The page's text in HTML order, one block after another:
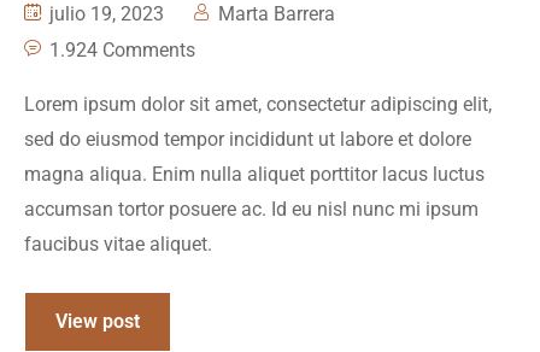
julio 19, 2023
Marta Barrera
1.924 Comments
Lorem ipsum dolor sit amet, consectetur adipiscing elit,
sed do eiusmod tempor incididunt ut labore et dolore
magna aliqua. Enim nulla aliquet porttitor lacus luctus
accumsan tortor posuere ac. Id eu nisl nunc mi ipsum
faucibus vitae aliquet.
View post